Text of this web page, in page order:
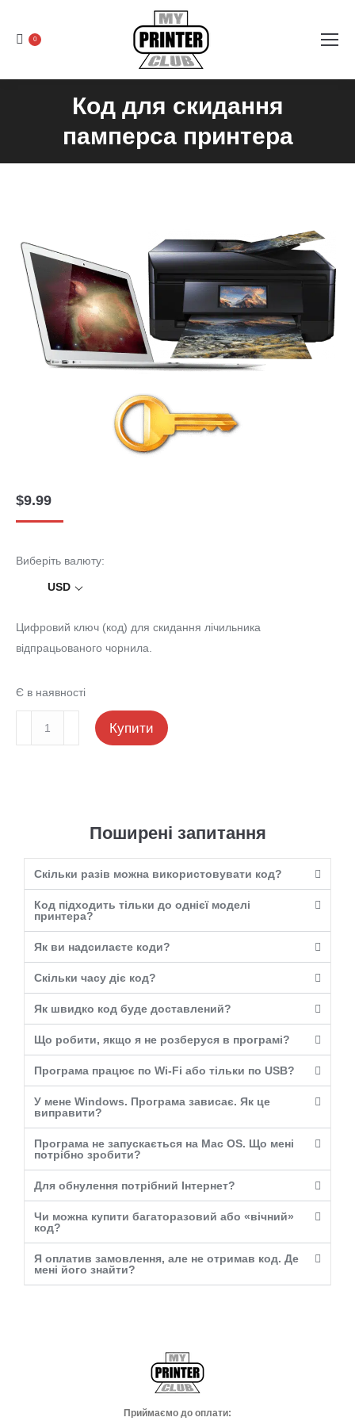
0
Код для скидання
памперса принтера
$9.99
Виберіть валюту:
USD
Цифровий ключ (код) для скидання лічильника
відпрацьованого чорнила.
Є в наявності
Купити
Поширені запитання
Скільки разів можна використовувати код?
Код підходить тільки до однієї моделі
принтера?
Як ви надсилаєте коди?
Скільки часу діє код?
Як швидко код буде доставлений?
Що робити, якщо я не розберуся в програмі?
Програма працює по Wi-Fi або тільки по USB?
У мене Windows. Програма зависає. Як це
виправити?
Програма не запускається на Mac OS. Що мені
потрібно зробити?
Для обнулення потрібний Інтернет?
Чи можна купити багаторазовий або «вічний»
код?
Я оплатив замовлення, але не отримав код. Де
мені його знайти?
Приймаємо до оплати: